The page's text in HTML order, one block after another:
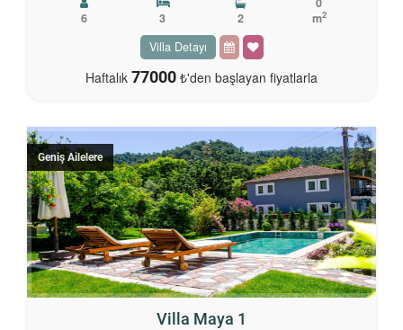
6 3 2
m2
Villa Detayı
Haftalık 77000 ₺'den başlayan fiyatlarla
Geniş Ailelere
Villa Maya 1